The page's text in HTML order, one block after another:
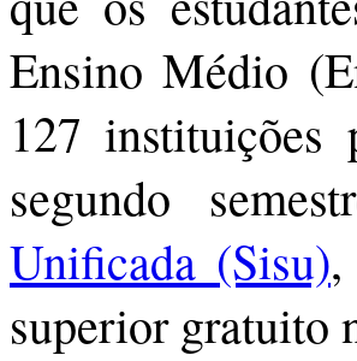
Ensino Médio
127
segundo
Unificada (Sisu)
superior gratuito